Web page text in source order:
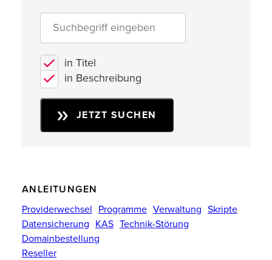
in Titel
in Beschreibung
JETZT SUCHEN
ANLEITUNGEN
Providerwechsel Programme Verwaltung Skripte
Datensicherung KAS Technik-Störung
Domainbestellung
Reseller